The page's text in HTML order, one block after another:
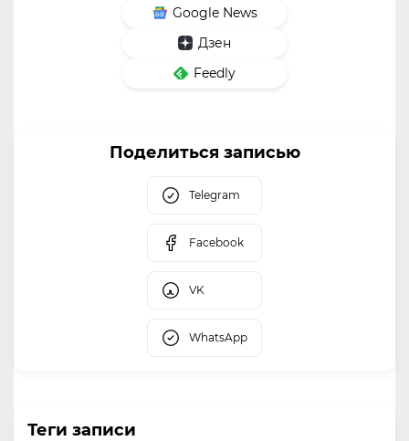
Google News
Дзен
Feedly
Поделиться записью
Telegram
Facebook
VK
WhatsApp
Теги записи